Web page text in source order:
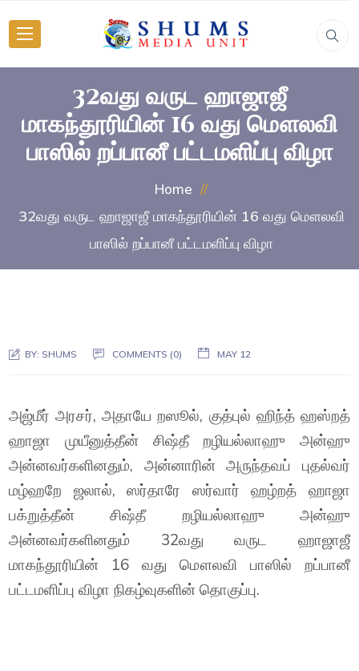
32வது வருட ஹாஜாஜீ
மாகந்தூரியின் 16 வது மௌலவி
பாஸில் றப்பானீ பட்டமளிப்பு விழா
Home
32வது வருட ஹாஜாஜீ மாகந்தூரியின் 16 வது மௌலவி
பாஸில் றப்பானீ பட்டமளிப்பு விழா
BY: SHUMS COMMENTS (0) MAY 12
அஜ்மீர் அரசர், அதாயே றஸூல், குத்புல் ஹிந்த் ஹஸ்றத்
ஹாஜா முயீனுத்தீன் சிஷ்தீ றழியல்லாஹு அன்ஹு
அன்னவர்களினதும், அன்னாரின் அருந்தவப் புதல்வர்
மழ்ஹறே ஜலால், ஸர்தாரே ஸர்வார் ஹழ்றத் ஹாஜா
பக்றுத்தீன் சிஷ்தீ றழியல்லாஹு அன்ஹு
அன்னவர்களினதும் 32வது வருட ஹாஜாஜீ
மாகந்தூரியின் 16 வது மௌலவி பாஸில் றப்பானீ
பட்டமளிப்பு விழா நிகழ்வுகளின் தொகுப்பு.